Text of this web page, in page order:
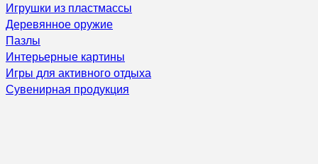
Игрушки из пластмассы
Деревянное оружие
Пазлы
Интерьерные картины
Игры для активного отдыха
Сувенирная продукция